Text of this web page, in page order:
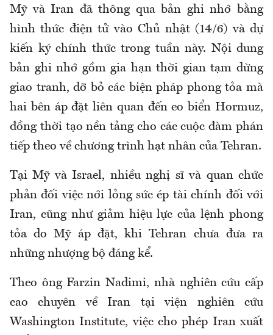
Mỹ và Iran đã thông qua bản ghi nhớ bằng
hình thức điện tử vào Chủ nhật (14/6) và dự
kiến ký chính thức trong tuần này. Nội dung
bản ghi nhớ gồm gia hạn thời gian tạm dừng
giao tranh, dỡ bỏ các biện pháp phong tỏa mà
hai bên áp đặt liên quan đến eo biển Hormuz,
đồng thời tạo nền tảng cho các cuộc đàm phán
tiếp theo về chương trình hạt nhân của Tehran.
Tại Mỹ và Israel, nhiều nghị sĩ và quan chức
phản đối việc nới lỏng sức ép tài chính đối với
Iran, cũng như giảm hiệu lực của lệnh phong
tỏa do Mỹ áp đặt, khi Tehran chưa đưa ra
những nhượng bộ đáng kể.
Theo ông Farzin Nadimi, nhà nghiên cứu cấp
cao chuyên về Iran tại viện nghiên cứu
Washington Institute, việc cho phép Iran xuất